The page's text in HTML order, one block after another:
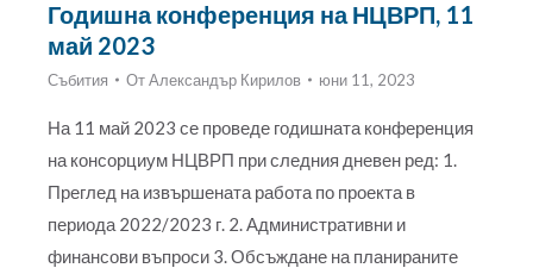
Годишна конференция на НЦВРП, 11
май 2023
Събития ОтАлександър Кирилов юни 11, 2023
На 11 май 2023 се проведе годишната конференция
на консорциум НЦВРП при следния дневен ред: 1.
Преглед на извършената работа по проекта в
периода 2022/2023 г. 2. Административни и
финансови въпроси 3. Обсъждане на планираните